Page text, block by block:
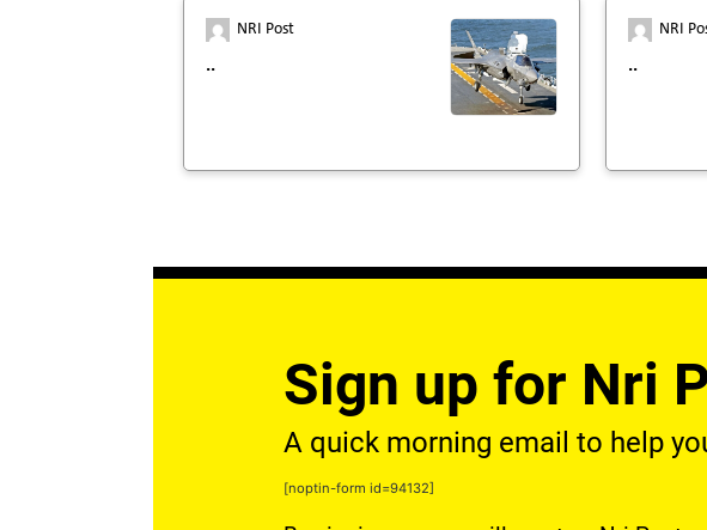
NRI Post
..
NRI
..
Sign up for Nri
A quick morning email to help
[noptin-form id=94132]